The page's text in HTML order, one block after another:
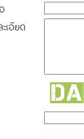
เอียด